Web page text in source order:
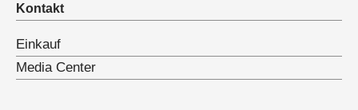
Kontakt
Einkauf
Media Center